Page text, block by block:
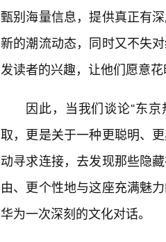
甄别海量信息，提供真正有
新的潮流动态，同时又不失
发读者的兴趣，让他们愿意花
因此，当我们谈论“东
取，更是关于一种更聪明、
动寻求连接，去发现那些隐
由、更个性地与这座充满魅
华为一次深刻的文化对话。